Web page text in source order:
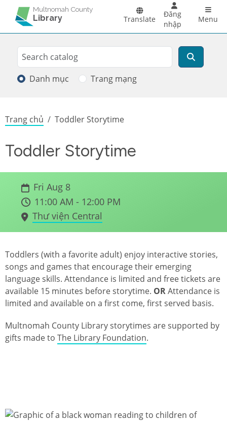
Skip to main content
Multnomah County
Library Translate
Đăng
nhập
Menu
Search
Tìm kiếm
Danh mục Trang mạng
Breadcrumb
Trang chủ Toddler Storytime
Toddler Storytime
Fri Aug 8
11:00 AM - 12:00 PM
Thư viện Central
Toddlers (with a favorite adult) enjoy interactive stories,
songs and games that encourage their emerging
language skills. Attendance is limited and free tickets are
available 15 minutes before storytime. ORAttendance is
limited and available on a first come, first served basis.
Multnomah County Library storytimes are supported by
gifts made to The Library Foundation.